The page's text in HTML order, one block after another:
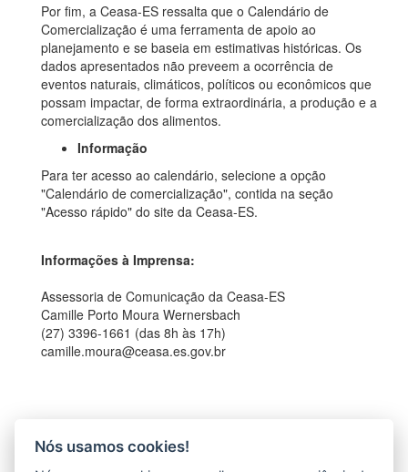
Por fim, a Ceasa-ES ressalta que o Calendário de
Comercialização é uma ferramenta de apoio ao
planejamento e se baseia em estimativas históricas. Os
dados apresentados não preveem a ocorrência de
eventos naturais, climáticos, políticos ou econômicos que
possam impactar, de forma extraordinária, a produção e a
comercialização dos alimentos.
Informação
Para ter acesso ao calendário, selecione a opção
"Calendário de comercialização", contida na seção
"Acesso rápido" do site da Ceasa-ES.
Informações à Imprensa:
Assessoria de Comunicação da Ceasa-ES
Camille Porto Moura Wernersbach
(27) 3396-1661 (das 8h às 17h)
camille.moura@ceasa.es.gov.br
Nós usamos cookies!